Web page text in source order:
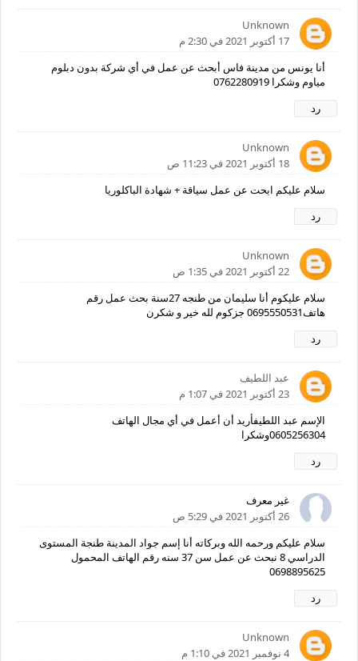
Unknown
17 أكتوبر 2021 في 2:30 م
أنا يونس من مدينة فاس أبحث عن عمل في أي شركة بدون دبلوم
مياوم وشكرا 0762280919
رد
Unknown
18 أكتوبر 2021 في 11:23 ص
سلام عليكم ابحت عن عمل سياقة + شهادة الباكلوريا
رد
Unknown
22 أكتوبر 2021 في 1:35 ص
سلام عليكوم أنا سليمان من طنجه 27سنة بحث عمل رقم
هاتف0695550531 جزكوم لله خير و شكرن
رد
عبد اللطيف
23 أكتوبر 2021 في 1:07 م
الإسم عبد اللطيفأريد أن أعمل في أي مجال الهاتف
0605256304وشكرا
رد
غير معرف
26 أكتوبر 2021 في 5:29 ص
سلام عليكم ورحمه الله وبركاته أنا إسم جواد المدينة طنجة المستوى
الدراسي 8 نبحث عن عمل سن 37 سنه رقم الهاتف المحمول
0698895625
رد
Unknown
4 نوفمبر 2021 في 1:10 م